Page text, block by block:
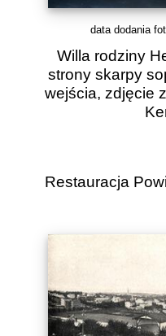
data dodania
Willa rodziny
strony skarpy
wejścia, zdjęcie
Restauracja